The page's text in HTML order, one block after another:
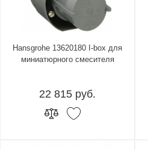
Hansgrohe 13620180 I-box для
миниатюрного смесителя
22 815 руб.